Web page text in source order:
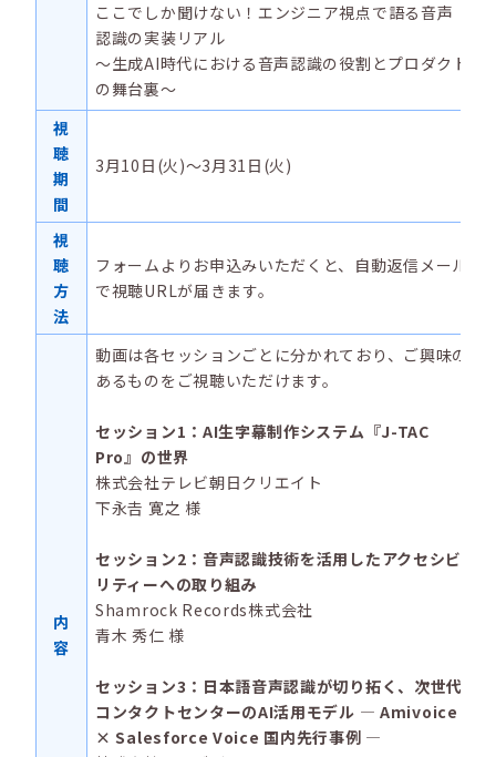
ここでしか聞けない！エンジニア視点で語る音声
認識の実装リアル
～生成AI時代における音声認識の役割とプロダクト
の舞台裏～
視
聴
期
間
3月10日(火)～3月31日(火)
視
聴
方
法
フォームよりお申込みいただくと、自動返信メール
で視聴URLが届きます。
内
容
動画は各セッションごとに分かれており、ご興味の
あるものをご視聴いただけます。
セッション1：AI生字幕制作システム『J-TAC
Pro』の世界
株式会社テレビ朝日クリエイト
下永𠮷 寛之 様
セッション2：音声認識技術を活用したアクセシビ
リティーへの取り組み
Shamrock Records株式会社
青木 秀仁 様
セッション3：日本語音声認識が切り拓く、次世代
コンタクトセンターのAI活用モデル ― Amivoice
× Salesforce Voice 国内先行事例 ―